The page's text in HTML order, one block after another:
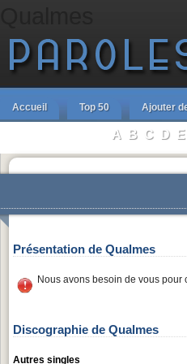
Accueil Top 50 Ajouter
A B C D E
Présentation de Qualmes
Nous avons besoin de vous pour
Discographie de Qualmes
Autres singles